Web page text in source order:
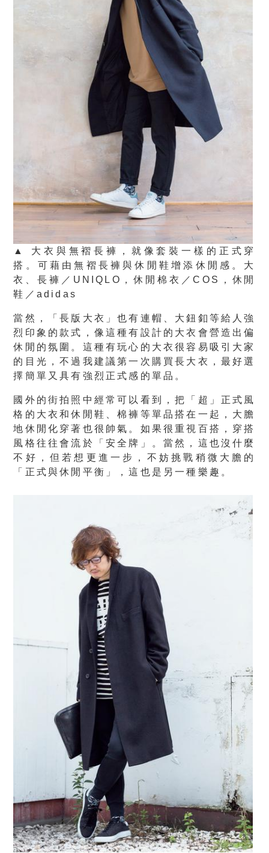
▲ 大衣與無褶長褲，就像套裝一樣的正式穿
搭。可藉由無褶長褲與休閒鞋增添休閒感。大
衣、長褲／UNIQLO，休閒棉衣／COS，休閒
鞋／adidas
當然，「長版大衣」也有連帽、大鈕釦等給人強
烈印象的款式，像這種有設計的大衣會營造出偏
休閒的氛圍。這種有玩心的大衣很容易吸引大家
的目光，不過我建議第一次購買長大衣，最好選
擇簡單又具有強烈正式感的單品。
國外的街拍照中經常可以看到，把「超」正式風
格的大衣和休閒鞋、棉褲等單品搭在一起，大膽
地休閒化穿著也很帥氣。如果很重視百搭，穿搭
風格往往會流於「安全牌」。當然，這也沒什麼
不好，但若想更進一步，不妨挑戰稍微大膽的
「正式與休閒平衡」，這也是另一種樂趣。